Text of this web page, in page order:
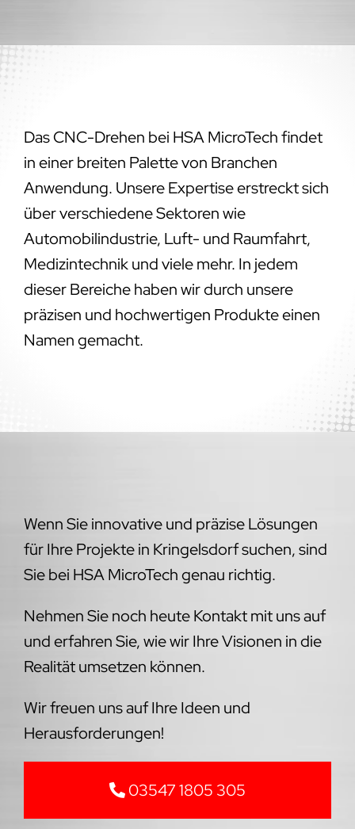
Das CNC-Drehen bei HSA MicroTech findet
in einer breiten Palette von Branchen
Anwendung. Unsere Expertise erstreckt sich
über verschiedene Sektoren wie
Automobilindustrie, Luft- und Raumfahrt,
Medizintechnik und viele mehr. In jedem
dieser Bereiche haben wir durch unsere
präzisen und hochwertigen Produkte einen
Namen gemacht.
Wenn Sie innovative und präzise Lösungen
für Ihre Projekte in Kringelsdorf suchen, sind
Sie bei HSA MicroTech genau richtig.
Nehmen Sie noch heute Kontakt mit uns auf
und erfahren Sie, wie wir Ihre Visionen in die
Realität umsetzen können.
Wir freuen uns auf Ihre Ideen und
Herausforderungen!
03547 1805 305